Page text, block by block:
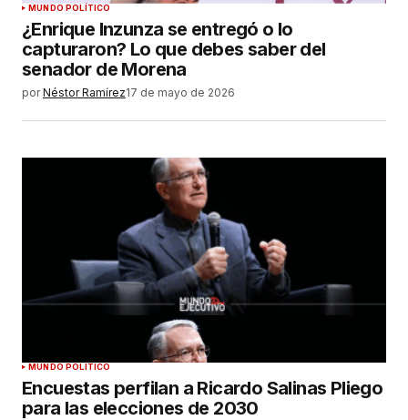
MUNDO POLÍTICO
¿Enrique Inzunza se entregó o lo
capturaron? Lo que debes saber del
senador de Morena
por Néstor Ramírez17 de mayo de 2026
MUNDO POLÍTICO
Encuestas perfilan a Ricardo Salinas Pliego
para las elecciones de 2030